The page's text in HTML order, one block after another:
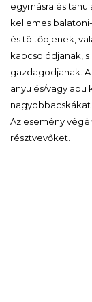
egymásra és
kellemes
és töltődjenek,
kapcsolódjanak,
gazdagodjanak.
anyu és/vagy apu
Az esemény
résztvevőket.